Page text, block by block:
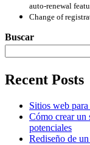
auto-renewal
Change of
Buscar
Recent Posts
Sitios web
Cómo crear un
potenciales
Rediseño de